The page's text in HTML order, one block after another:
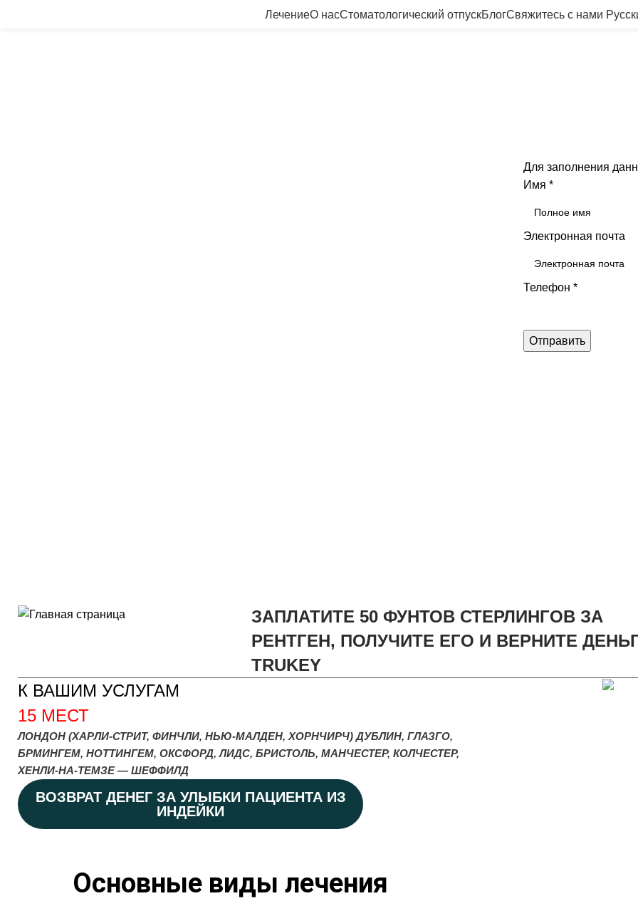
ЛечениеО насСтоматологический отпускБлогСвяжитесь с нами
Для заполнения
Имя*
Электронная почта
Телефон*
Отправить
ЗАПЛАТИТЕ 50 ФУНТОВ СТЕРЛИНГОВ ЗА
РЕНТГЕН, ПОЛУЧИТЕ ЕГО И ВЕРНИТЕ
TRUKEY
К ВАШИМ УСЛУГАМ
15 МЕСТ
ЛОНДОН (ХАРЛИ-СТРИТ, ФИНЧЛИ, НЬЮ-МАЛДЕН, ХОРНЧИРЧ) ДУБЛИН, ГЛАЗГО,
БРМИНГЕМ, НОТТИНГЕМ, ОКСФОРД, ЛИДС, БРИСТОЛЬ, МАНЧЕСТЕР, КОЛЧЕСТЕР,
ХЕНЛИ-НА-ТЕМЗЕ — ШЕФФИЛД
ВОЗВРАТ ДЕНЕГ ЗА УЛЫБКИ ПАЦИЕНТА ИЗ
ИНДЕЙКИ
Основные виды лечения